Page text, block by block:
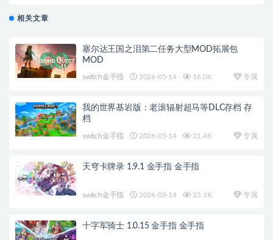
相关文章
塞尔达王国之泪第二任务大型MOD拓展包
MOD
switch金手指 2026-05-14 16.0K 专属
我的世界基岩版：老滚辐射超马等DLC存档 存
档
switch金手指 2026-05-14 21.4K 专属
天穹卡牌录 1.9.1 金手指 金手指
switch金手指 2026-05-14 25.1K 专属
十字军骑士 1.0.15 金手指 金手指